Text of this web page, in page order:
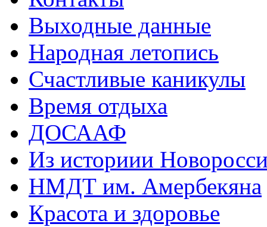
Выходные данные
Народная летопись
Счастливые каникулы
Время отдыха
ДОСААФ
Из историии
НМДТ им. Амербекяна
Красота и здоровье